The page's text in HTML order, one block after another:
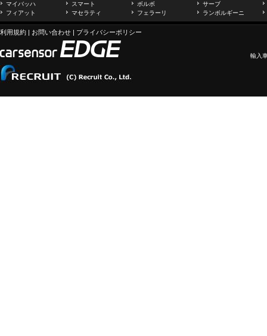
マイバッハ
スマート ボルボ
サーブ
フィアット
マセラティ フェラーリ ランボルギーニ
利用規約 | お問い合わせ | プライバシーポリシー
輸入